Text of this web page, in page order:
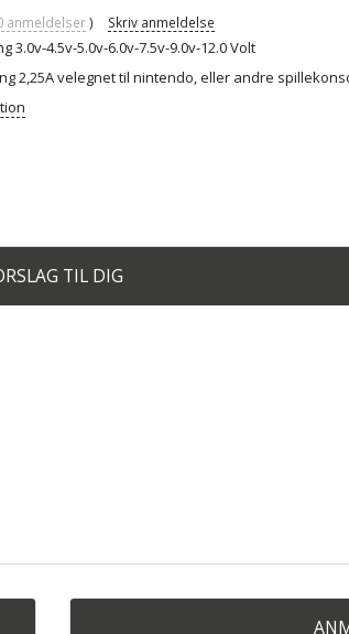
anmeldelser Skriv anmeldelse
3.0v-4.5v-5.0v-6.0v-7.5v-9.0v-12.0 Volt
2,25A velegnet til nintendo, eller andre
TIL DIG